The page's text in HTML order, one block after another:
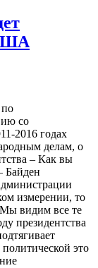
со
2016 годах
делам, о
– Как вы
Байден
измерении, то
видим все те
президентства
это